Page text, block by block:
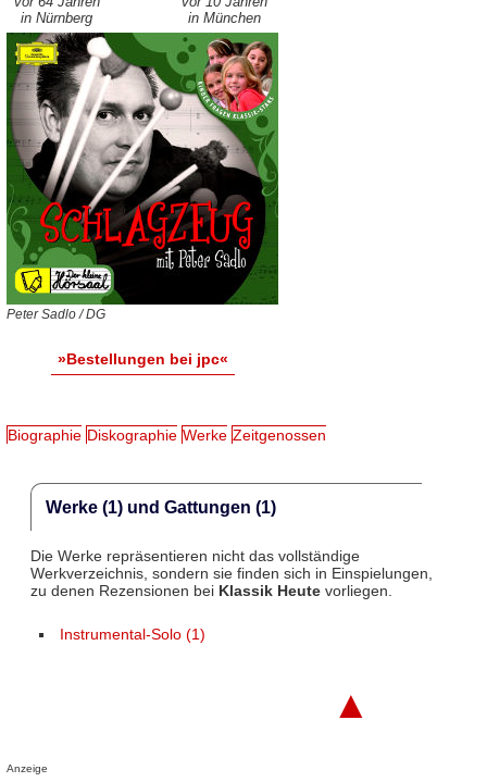
in Nürnberg
in München
Peter Sadlo / DG
»Bestellungen bei jpc«
Biographie Diskographie Werke Zeitgenossen
Werke (1) und Gattungen (1)
Die Werke repräsentieren nicht das vollständige
Werkverzeichnis, sondern sie finden sich in Einspielungen,
zu denen Rezensionen bei Klassik Heutevorliegen.
Instrumental-Solo (1)
▲
Anzeige